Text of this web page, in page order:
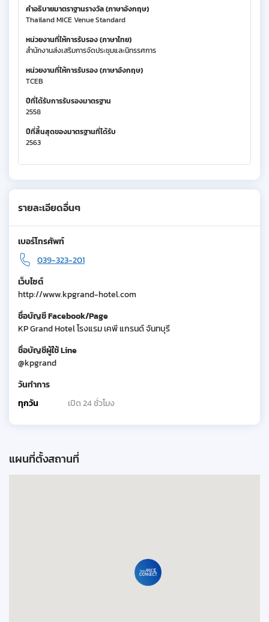
คำอธิบายมาตราฐานรางวัล (ภาษาอังกฤษ)
Thailand MICE Venue Standard
หน่วยงานที่ให้การรับรอง (ภาษาไทย)
สำนักงานส่งเสริมการจัดประชุมและนิทรรศการ
หน่วยงานที่ให้การรับรอง (ภาษาอังกฤษ)
TCEB
ปีที่ได้รับการรับรองมาตรฐาน
2558
ปีที่สิ้นสุดของมาตรฐานที่ได้รับ
2563
รายละเอียดอื่นๆ
เบอร์โทรศัพท์
039-323-201
เว็บไซต์
http://www.kpgrand-hotel.com
ชื่อบัญชี Facebook/Page
KP Grand Hotel โรงแรม เคพี แกรนด์ จันทบุรี
ชื่อบัญชีผู้ใช้ Line
@kpgrand
วันทำการ
ทุกวัน
เปิด 24 ชั่วโมง
แผนที่ตั้งสถานที่